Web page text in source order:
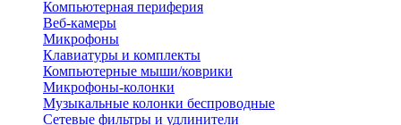
Компьютерная периферия
Веб-камеры
Микрофоны
Клавиатуры и комплекты
Компьютерные мыши/коврики
Микрофоны-колонки
Музыкальные колонки беспроводные
Сетевые фильтры и удлинители